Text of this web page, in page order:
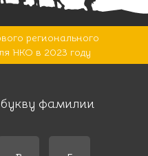
регионального
НКО в 2023 году
фамилии